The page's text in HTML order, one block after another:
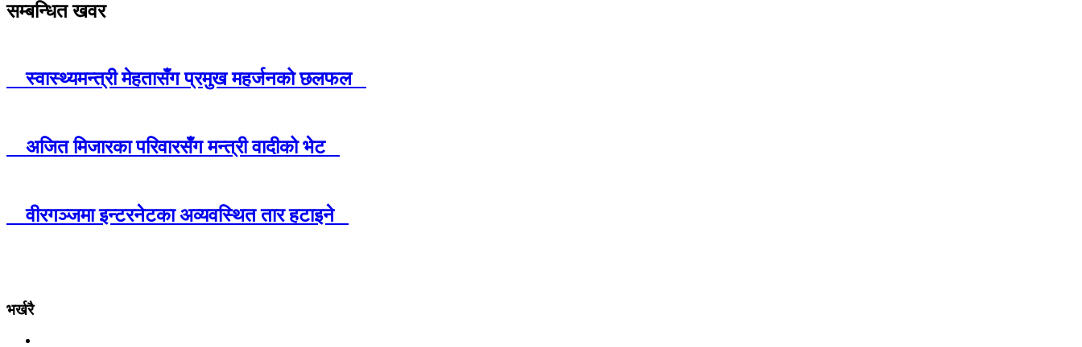
सम्बन्धित खवर
स्वास्थ्यमन्त्री मेहतासँग प्रमुख महर्जनको छलफल
अजित मिजारका परिवारसँग मन्त्री वादीको भेट
वीरगञ्जमा इन्टरनेटका अव्यवस्थित तार हटाइने
भर्खरै